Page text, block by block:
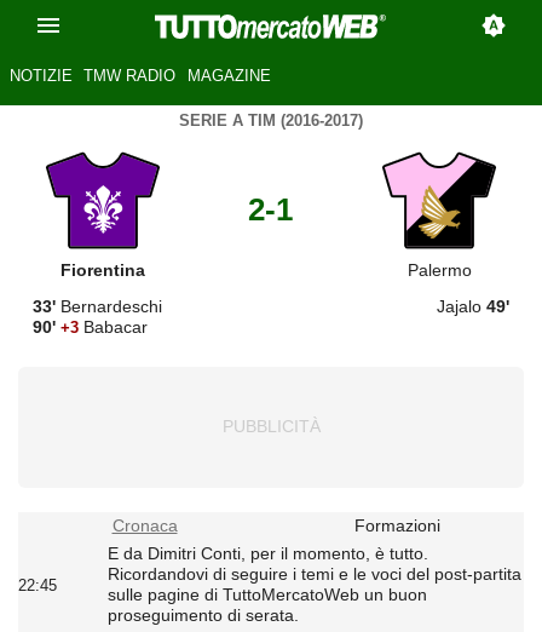
NOTIZIE TMW RADIO MAGAZINE
SERIE A TIM (2016-2017)
Fiorentina
2-1
Palermo
33' Bernardeschi
90' +3 Babacar
Jajalo 49'
Cronaca Formazioni
22:45
E da Dimitri Conti, per il momento, è tutto.
Ricordandovi di seguire i temi e le voci del post-partita
sulle pagine di TuttoMercatoWeb un buon
proseguimento di serata.